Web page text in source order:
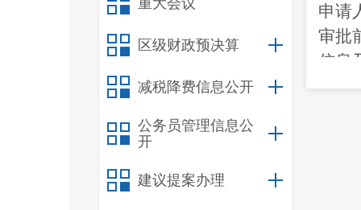
重大会议
区级财政预决算
减税降费信息公开
公务员管理信息公
开
建议提案办理
申请
审批
信息
门或